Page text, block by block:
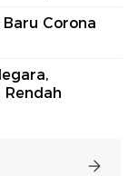
Baru Corona
Rendah